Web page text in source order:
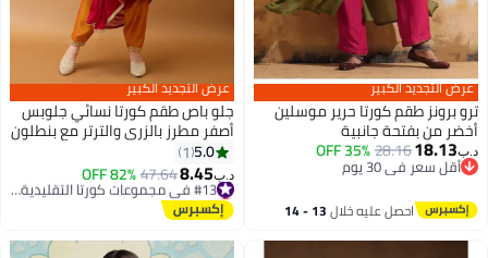
عرض التجديد الكبير
ترو برونز طقم كورتا حرير موسلين
أخضر من بفتحة جانبية
د.ب‏18.13
28.16
35% OFF
أقل سعر في 30 يوم
أقل سعر في 30 يوم
احصل عليه خلال 13 - 14
عرض التجديد الكبير
جلو باص طقم كورتا نسائي جلوبس
أصفر مطرز بالزري والترتر مع بنطلون
ودوباتا متباينة
5.0
1
د.ب‏8.45
47.64
82% OFFأقل سعر في 30 يوم